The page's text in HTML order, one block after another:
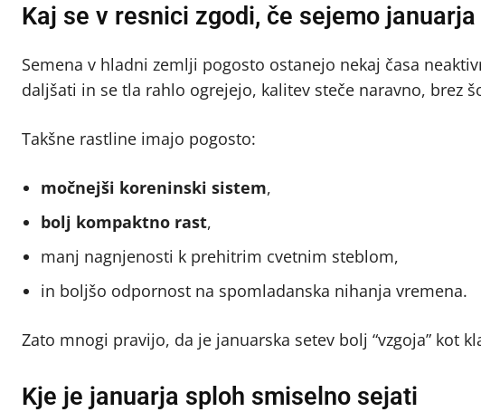
Kaj se v resnici zgodi, če sejemo januarja
Semena v hladni zemlji pogosto ostanejo nekaj časa
daljšati in se tla rahlo ogrejejo, kalitev steče naravno, brez
Takšne rastline imajo pogosto:
močnejši koreninski sistem,
bolj kompaktno rast,
manj nagnjenosti k prehitrim cvetnim steblom,
in boljšo odpornost na spomladanska nihanja vremena.
Zato mnogi pravijo, da je januarska setev bolj “vzgoja” kot
Kje je januarja sploh smiselno sejati